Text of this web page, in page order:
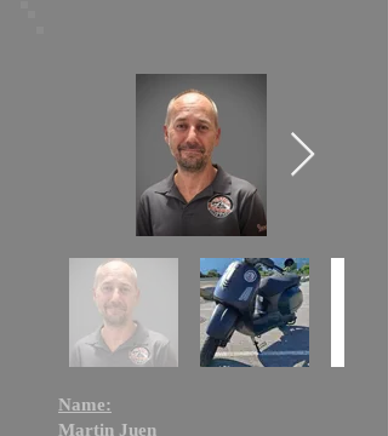
Name:
Martin Juen